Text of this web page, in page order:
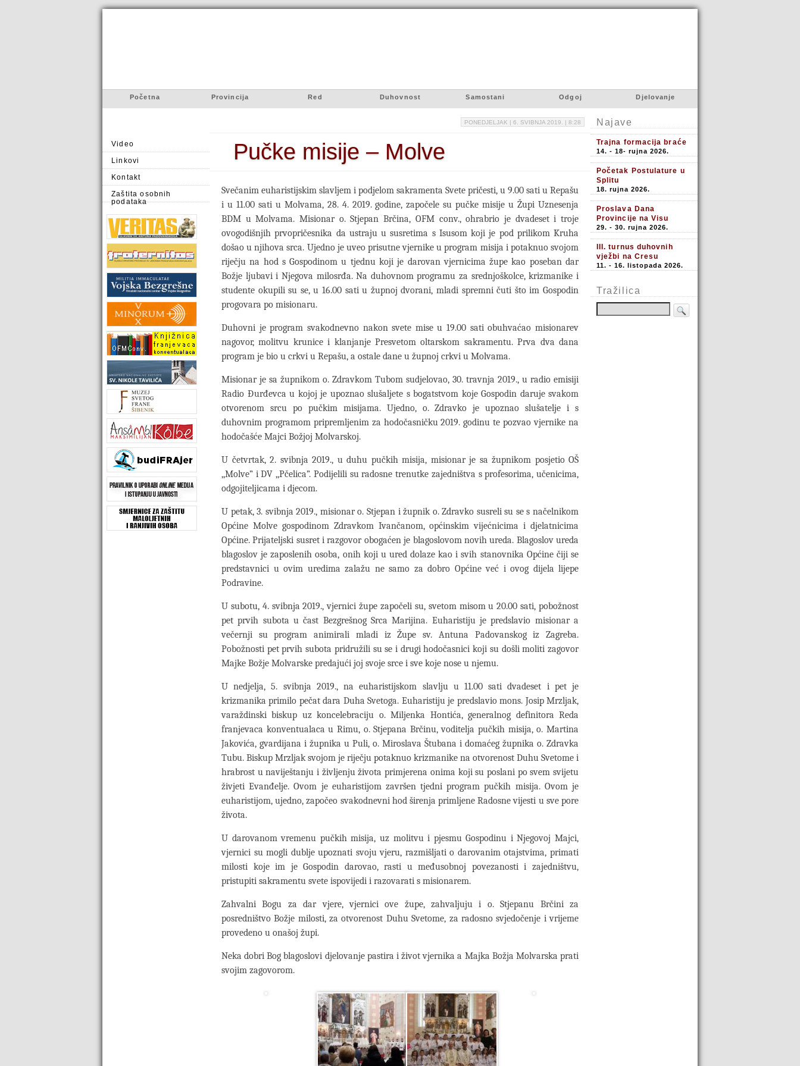
Početna Provincija Red Duhovnost Samostani Odgoj Djelovanje
Video
Linkovi
Kontakt
Zaštita osobnih
podataka
PONEDJELJAK | 6. SVIBNJA 2019. | 8:28
Pučke misije – Molve
Svečanim euharistijskim slavljem i podjelom sakramenta Svete pričesti, u 9.00 sati u Repašu
i u 11.00 sati u Molvama, 28. 4. 2019. godine, započele su pučke misije u Župi Uznesenja
BDM u Molvama. Misionar o. Stjepan Brčina, OFM conv., ohrabrio je dvadeset i troje
ovogodišnjih prvopričesnika da ustraju u susretima s Isusom koji je pod prilikom Kruha
došao u njihova srca. Ujedno je uveo prisutne vjernike u program misija i potaknuo svojom
riječju na hod s Gospodinom u tjednu koji je darovan vjernicima župe kao poseban dar
Božje ljubavi i Njegova milosrđa. Na duhovnom programu za srednjoškolce, krizmanike i
studente okupili su se, u 16.00 sati u župnoj dvorani, mladi spremni čuti što im Gospodin
progovara po misionaru.
Duhovni je program svakodnevno nakon svete mise u 19.00 sati obuhvaćao misionarev
nagovor, molitvu krunice i klanjanje Presvetom oltarskom sakramentu. Prva dva dana
program je bio u crkvi u Repašu, a ostale dane u župnoj crkvi u Molvama.
Misionar je sa župnikom o. Zdravkom Tubom sudjelovao, 30. travnja 2019., u radio emisiji
Radio Đurđevca u kojoj je upoznao slušaljete s bogatstvom koje Gospodin daruje svakom
otvorenom srcu po pučkim misijama. Ujedno, o. Zdravko je upoznao slušatelje i s
duhovnim programom pripremljenim za hodočasničku 2019. godinu te pozvao vjernike na
hodočašće Majci Božjoj Molvarskoj.
U četvrtak, 2. svibnja 2019., u duhu pučkih misija, misionar je sa župnikom posjetio OŠ
,,Molve” i DV ,,Pčelica”. Podijelili su radosne trenutke zajedništva s profesorima, učenicima,
odgojiteljicama i djecom.
U petak, 3. svibnja 2019., misionar o. Stjepan i župnik o. Zdravko susreli su se s načelnikom
Općine Molve gospodinom Zdravkom Ivančanom, općinskim vijećnicima i djelatnicima
Općine. Prijateljski susret i razgovor obogaćen je blagoslovom novih ureda. Blagoslov ureda
blagoslov je zaposlenih osoba, onih koji u ured dolaze kao i svih stanovnika Općine čiji se
predstavnici u ovim uredima zalažu ne samo za dobro Općine već i ovog dijela lijepe
Podravine.
U subotu, 4. svibnja 2019., vjernici župe započeli su, svetom misom u 20.00 sati, pobožnost
pet prvih subota u čast Bezgrešnog Srca Marijina. Euharistiju je predslavio misionar a
večernji su program animirali mladi iz Župe sv. Antuna Padovanskog iz Zagreba.
Pobožnosti pet prvih subota pridružili su se i drugi hodočasnici koji su došli moliti zagovor
Majke Božje Molvarske predajući joj svoje srce i sve koje nose u njemu.
U nedjelja, 5. svibnja 2019., na euharistijskom slavlju u 11.00 sati dvadeset i pet je
krizmanika primilo pečat dara Duha Svetoga. Euharistiju je predslavio mons. Josip Mrzljak,
varaždinski biskup uz koncelebraciju o. Miljenka Hontića, generalnog definitora Reda
franjevaca konventualaca u Rimu, o. Stjepana Brčinu, voditelja pučkih misija, o. Martina
Jakovića, gvardijana i župnika u Puli, o. Miroslava Štubana i domaćeg župnika o. Zdravka
Tubu. Biskup Mrzljak svojom je riječju potaknuo krizmanike na otvorenost Duhu Svetome i
hrabrost u naviještanju i življenju života primjerena onima koji su poslani po svem svijetu
živjeti Evanđelje. Ovom je euharistijom završen tjedni program pučkih misija. Ovom je
euharistijom, ujedno, započeo svakodnevni hod širenja primljene Radosne vijesti u sve pore
života.
U darovanom vremenu pučkih misija, uz molitvu i pjesmu Gospodinu i Njegovoj Majci,
vjernici su mogli dublje upoznati svoju vjeru, razmišljati o darovanim otajstvima, primati
milosti koje im je Gospodin darovao, rasti u međusobnoj povezanosti i zajedništvu,
pristupiti sakramentu svete ispovijedi i razovarati s misionarem.
Zahvalni Bogu za dar vjere, vjernici ove župe, zahvaljuju i o. Stjepanu Brčini za
posredništvo Božje milosti, za otvorenost Duhu Svetome, za radosno svjedočenje i vrijeme
provedeno u onašoj župi.
Neka dobri Bog blagoslovi djelovanje pastira i život vjernika a Majka Božja Molvarska prati
svojim zagovorom.
Najave
Trajna formacija braće
14. - 18- rujna 2026.
Početak Postulature u
Splitu
18. rujna 2026.
Proslava Dana
Provincije na Visu
29. - 30. rujna 2026.
III. turnus duhovnih
vježbi na Cresu
11. - 16. listopada 2026.
Tražilica